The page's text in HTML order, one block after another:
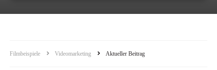
Filmbeispiele Videomarketing Aktueller Beitrag